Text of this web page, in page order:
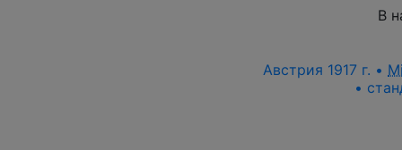
В
Австрия 1917 г. •
•